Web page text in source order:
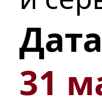
31